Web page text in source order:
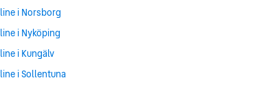
i Norsborg
i Nyköping
i Kungälv
i Sollentuna